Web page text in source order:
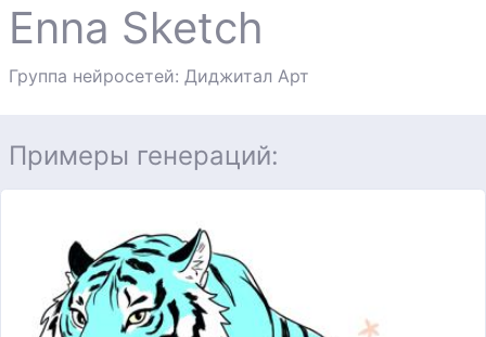
Enna Sketch
Группа нейросетей: Диджитал Арт
Примеры генераций: